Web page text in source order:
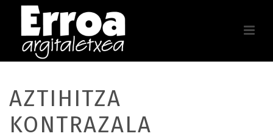
AZTIHITZA
KONTRAZALA